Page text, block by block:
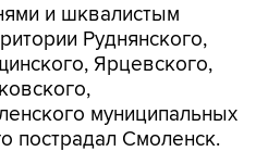
и шквалистым
Руднянского,
Ярцевского,
муниципальных
пострадал Смоленск.